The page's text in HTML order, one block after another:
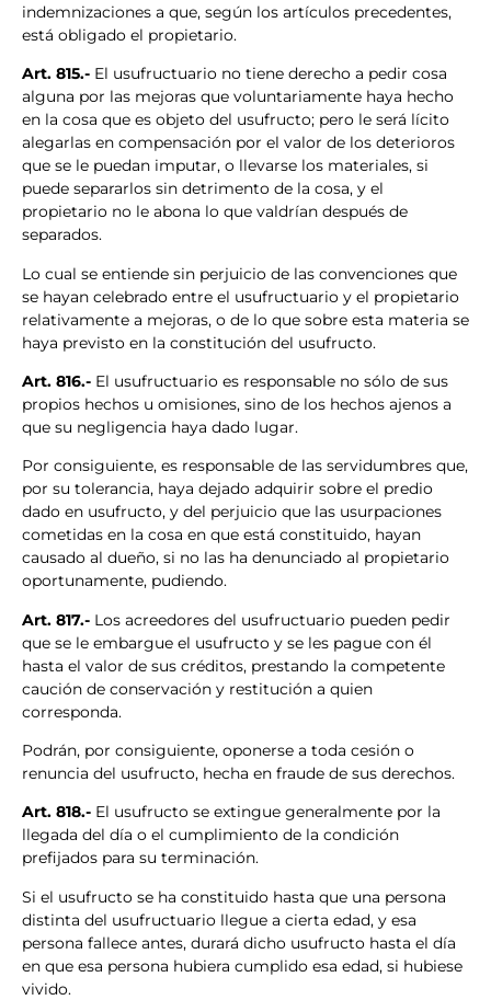
indemnizaciones a que, según los artículos precedentes,
está obligado el propietario.
Art. 815.- El usufructuario no tiene derecho a pedir cosa
alguna por las mejoras que voluntariamente haya hecho
en la cosa que es objeto del usufructo; pero le será lícito
alegarlas en compensación por el valor de los deterioros
que se le puedan imputar, o llevarse los materiales, si
puede separarlos sin detrimento de la cosa, y el
propietario no le abona lo que valdrían después de
separados.
Lo cual se entiende sin perjuicio de las convenciones que
se hayan celebrado entre el usufructuario y el propietario
relativamente a mejoras, o de lo que sobre esta materia se
haya previsto en la constitución del usufructo.
Art. 816.- El usufructuario es responsable no sólo de sus
propios hechos u omisiones, sino de los hechos ajenos a
que su negligencia haya dado lugar.
Por consiguiente, es responsable de las servidumbres que,
por su tolerancia, haya dejado adquirir sobre el predio
dado en usufructo, y del perjuicio que las usurpaciones
cometidas en la cosa en que está constituido, hayan
causado al dueño, si no las ha denunciado al propietario
oportunamente, pudiendo.
Art. 817.- Los acreedores del usufructuario pueden pedir
que se le embargue el usufructo y se les pague con él
hasta el valor de sus créditos, prestando la competente
caución de conservación y restitución a quien
corresponda.
Podrán, por consiguiente, oponerse a toda cesión o
renuncia del usufructo, hecha en fraude de sus derechos.
Art. 818.- El usufructo se extingue generalmente por la
llegada del día o el cumplimiento de la condición
prefijados para su terminación.
Si el usufructo se ha constituido hasta que una persona
distinta del usufructuario llegue a cierta edad, y esa
persona fallece antes, durará dicho usufructo hasta el día
en que esa persona hubiera cumplido esa edad, si hubiese
vivido.